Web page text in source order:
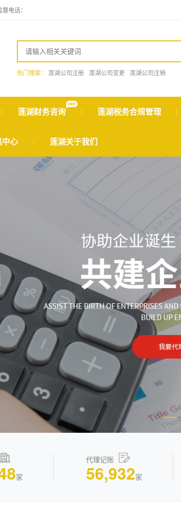
电话：
热门搜索： 莲湖公司注册 莲湖公司变更 莲湖公司注销
莲湖财务咨询 莲湖税务合规管理
心 莲湖关于我们
家
代理记账
56,932家